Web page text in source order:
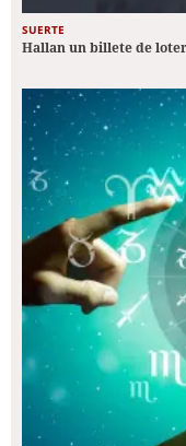
SUERTE
Hallan un billete de